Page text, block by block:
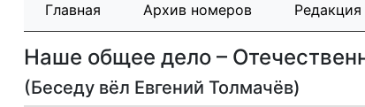
Главная Архив номеров Редакция
Наше общее дело –
(Беседу вёл Евгений Толмачёв)